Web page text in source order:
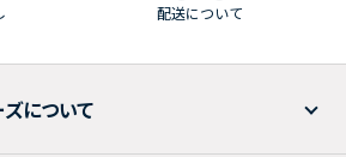
配送について
について